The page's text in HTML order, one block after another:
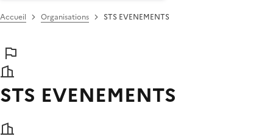
Accueil Organisations STS EVENEMENTS
STS EVENEMENTS